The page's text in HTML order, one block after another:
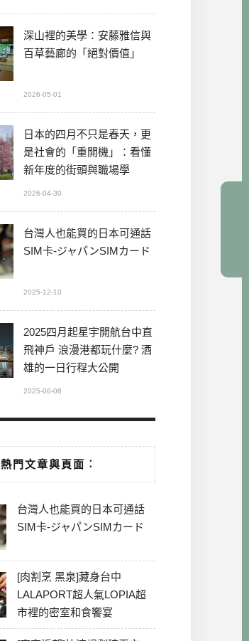
深山裡的美學：安藤雅信與
百草藝廊的「絕對價值」
2026-05-01
日本的四月不只是春天，更
是社會的「重開機」：看懂
新年度的街頭與職場學
2026-04-30
台灣人也能買的日本可通話
SIM卡-ジャパンSIMカード
2025-12-10
2025四月起星宇開航台中直
飛神戶 浪漫港都玩什麼? 酒
雄的一日行程大公開
2025-06-08
熱門文章與頁面︰
台灣人也能買的日本可通話
SIM卡-ジャパンSIMカード
[肉割烹 黑泉]藏身台中
LALAPORT超人氣LOPIA超
市裡的密室和食饗宴